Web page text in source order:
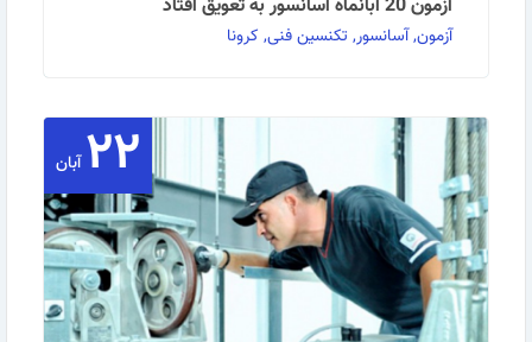
آزمون, آسانسور, تکنسین فنی, کرونا
نظر به شیوع گسترده بیماری کرونا و محدودیت‌های اعمال
شده جهت مقابله با این ویروس، به اطلاع می‌رساند، …
ادامه مطلب
۲۲ آبان